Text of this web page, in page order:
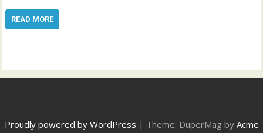
READ MORE
Proudly powered by WordPress | Theme: DuperMag by Acme